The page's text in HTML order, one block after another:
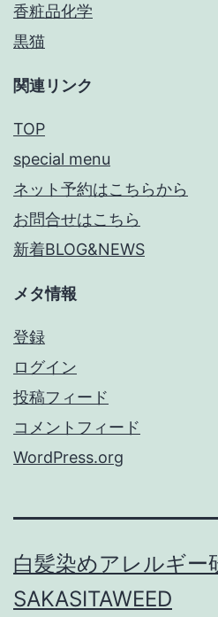
香粧品化学
黒猫
関連リンク
TOP
special menu
ネット予約はこちらから
お問合せはこちら
新着BLOG&NEWS
メタ情報
登録
ログイン
投稿フィード
コメントフィード
WordPress.org
白髪染めアレルギ
SAKASITAWEED